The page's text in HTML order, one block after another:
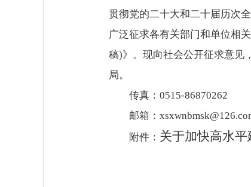
贯彻党的二十大和二十届历次
广泛征求各有关部门和单位相
稿)》。现向社会公开征求意见
局。
传真：0515-86870262
邮箱：
附件： 关于加快高水平